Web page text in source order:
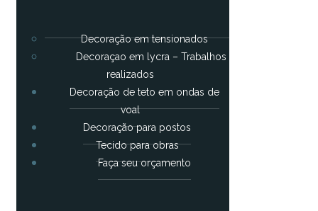
Decoração em tensionados
Decoraçao em lycra – Trabalhos
realizados
Decoração de teto em ondas de
voal
Decoração para postos
Tecido para obras
Faça seu orçamento